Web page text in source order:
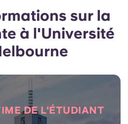
sur la
à l'Université
DE L'ÉTUDIANT